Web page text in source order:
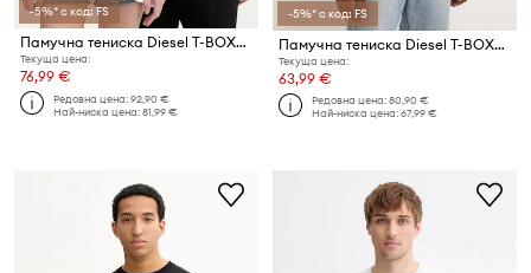
-5%* с код: FS
Памучна тениска Diesel T-BOXT-D
Текуща цена:
76,99 €
Редовна цена:92,90 €
Най-ниска цена:81,99 €
-5%* с код: FS
Памучна тениска Diesel T-BOXT-DIV
Текуща цена:
63,99 €
Редовна цена:80,90 €
Най-ниска цена:67,99 €